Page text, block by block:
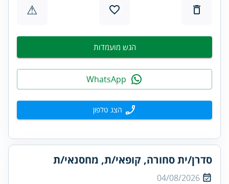
⚠
הגש מועמדות
הצג טלפון
סדרן/ית סחורה, קופאי/ת, מחסנאי/ת
04/08/2026